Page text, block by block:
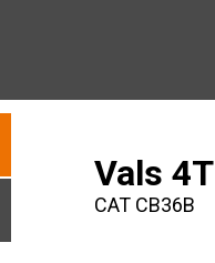
Vals 4T
CAT CB36B